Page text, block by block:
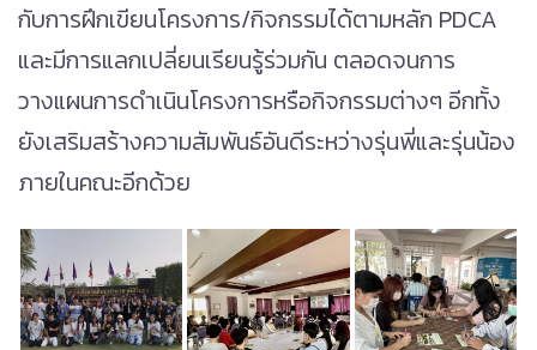
กับการฝึกเขียนโครงการ/กิจกรรมได้ตามหลัก PDCA
และมีการแลกเปลี่ยนเรียนรู้ร่วมกัน ตลอดจนการ
วางแผนการดำเนินโครงการหรือกิจกรรมต่างๆ อีกทั้ง
ยังเสริมสร้างความสัมพันธ์อันดีระหว่างรุ่นพี่และรุ่นน้อง
ภายในคณะอีกด้วย